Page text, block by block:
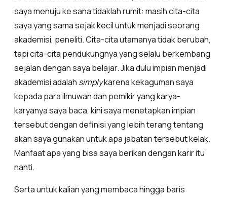
saya menuju ke sana tidaklah rumit: masih cita-cita
saya yang sama sejak kecil untuk menjadi seorang
akademisi, peneliti. Cita-cita utamanya tidak berubah,
tapi cita-cita pendukungnya yang selalu berkembang
sejalan dengan saya belajar. Jika dulu impian menjadi
akademisi adalah simplykarena kekaguman saya
kepada para ilmuwan dan pemikir yang karya-
karyanya saya baca, kini saya menetapkan impian
tersebut dengan definisi yang lebih terang tentang
akan saya gunakan untuk apa jabatan tersebut kelak.
Manfaat apa yang bisa saya berikan dengan karir itu
nanti.
Serta untuk kalian yang membaca hingga baris